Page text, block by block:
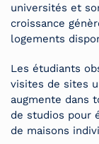
universités et
croissance
logements
Les étudiants
visites de sites
augmente dans
de studios pour
de maisons